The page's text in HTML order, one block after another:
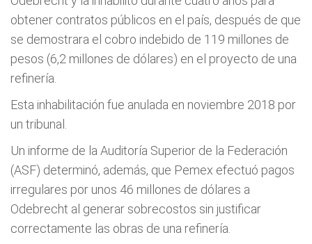
obtener contratos públicos en el país, después de que
se demostrara el cobro indebido de 119 millones de
pesos (6,2 millones de dólares) en el proyecto de una
refinería.
Esta inhabilitación fue anulada en noviembre 2018 por
un tribunal.
Un informe de la Auditoría Superior de la Federación
(ASF) determinó, además, que Pemex efectuó pagos
irregulares por unos 46 millones de dólares a
Odebrecht al generar sobrecostos sin justificar
correctamente las obras de una refinería.